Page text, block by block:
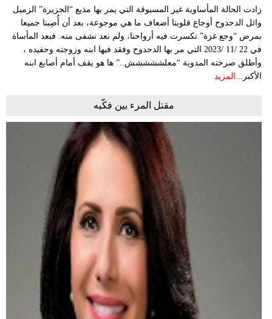
وتكنولوجيا
بيئة
مدوَّنات
فيديو
زادت الحالة المأساوية غير المسبوقة التي يمر بها مذيع “الجزيرة” الزميل
وائل الدحدوح أوجاع قلوبنا أضعاف ما هي موجوعة، بعد أن أُصِبنا جميعا
بمرض “وجع غزة” تكسرت فيه أرواحنا، ولم نعد نشفى منه. فبعد المأساة
في 22 /11 /2023 التي مر بها الدحدوح وفقد فيها ابنه وزوجته وحفيده ،
وأطلق صرخته المدوية “معلششششش..” ها هو يقف أمام أصابع ابنه
الأكبر... المزيد
مقتل المرء بين فكّيه